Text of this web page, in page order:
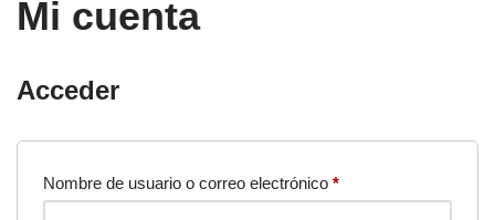
Mi cuenta
Acceder
Nombre de usuario o correo electrónico *